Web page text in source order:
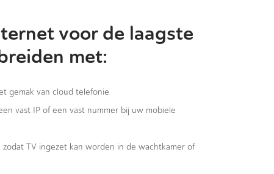
voor de laagste
met:
gemak van cloud telefonie
vast IP of een vast nummer bij uw mobiele
TV ingezet kan worden in de wachtkamer of